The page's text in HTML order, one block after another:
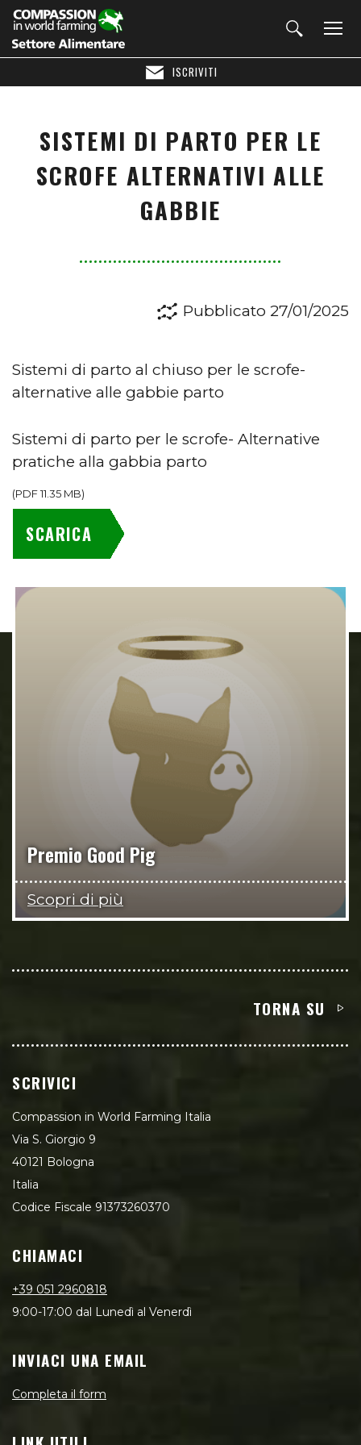
ISCRIVITI
SISTEMI DI PARTO PER LE
SCROFE ALTERNATIVI ALLE
GABBIE
Pubblicato 27/01/2025
Sistemi di parto al chiuso per le scrofe-
alternative alle gabbie parto
Sistemi di parto per le scrofe- Alternative
pratiche alla gabbia parto
(PDF11.35 MB)
SCARICA
Premio Good Pig
Scopri di più
TORNA SU
SCRIVICI
Compassion in World Farming Italia
Via S. Giorgio 9
40121 Bologna
Italia
Codice Fiscale 91373260370
CHIAMACI
+39 051 2960818
9:00-17:00 dal Lunedì al Venerdì
INVIACI UNA EMAIL
Completa il form